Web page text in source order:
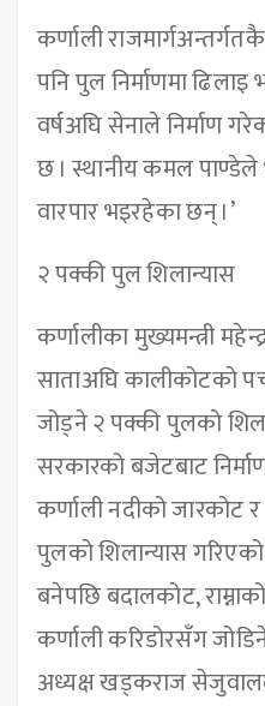
कर्णाली
पनि पुल निर्माणमा
वर्षअघि सेनाले निर्माण
छ । स्थानीय कमल पाण्डेले
वारपार भइरहेका छन् ।’
२ पक्की पुल शिलान्यास
कर्णालीका मुख्यमन्त्री
साताअघि कालीकोटको
जोड्ने २ पक्की पुलको
सरकारको बजेटबाट
कर्णाली नदीको जारकोट र
पुलको शिलान्यास
बनेपछि बदालकोट,
कर्णाली करिडोरसँग
अध्यक्ष खड्कराज